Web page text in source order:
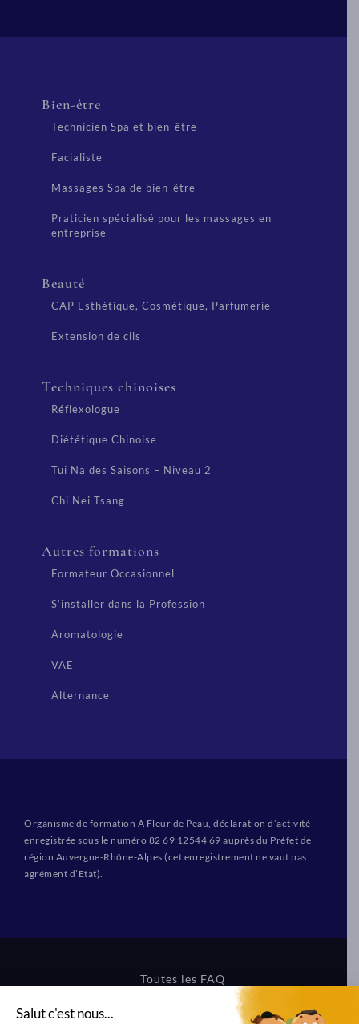
Bien-être
Technicien Spa et bien-être
Facialiste
Massages Spa de bien-être
Praticien spécialisé pour les massages en
entreprise
Beauté
CAP Esthétique, Cosmétique, Parfumerie
Extension de cils
Techniques chinoises
Réflexologue
Diététique Chinoise
Tui Na des Saisons – Niveau 2
Chi Nei Tsang
Autres formations
Formateur Occasionnel
S’installer dans la Profession
Aromatologie
VAE
Alternance
Organisme de formation A Fleur de Peau, déclaration d’activité
enregistrée sous le numéro 82 69 12544 69 auprès du Préfet de
région Auvergne-Rhône-Alpes (cet enregistrement ne vaut pas
agrément d’Etat).
Toutes les FAQ